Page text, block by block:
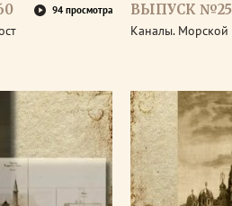
94 просмотра ВЫПУСК
Каналы. Морской